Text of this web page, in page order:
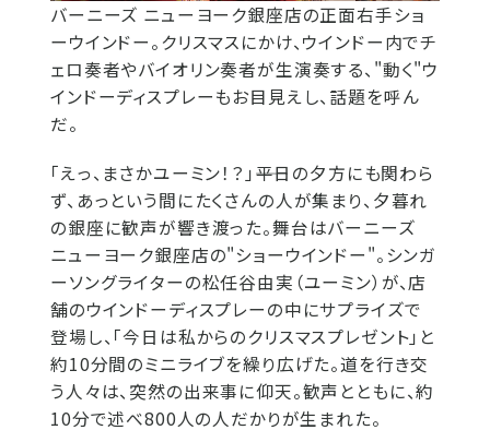
バーニーズ ニューヨーク銀座店の正面右手ショ
ーウインドー。クリスマスにかけ、ウインドー内でチ
ェロ奏者やバイオリン奏者が生演奏する、"動く"ウ
インドーディスプレーもお目見えし、話題を呼ん
だ。
「えっ、まさかユーミン！？」――平日の夕方にも関わら
ず、あっという間にたくさんの人が集まり、夕暮れ
の銀座に歓声が響き渡った。舞台はバーニーズ
ニューヨーク銀座店の"ショーウインドー"。シンガ
ーソングライターの松任谷由実（ユーミン）が、店
舗のウインドーディスプレーの中にサプライズで
登場し、「今日は私からのクリスマスプレゼント」と
約10分間のミニライブを繰り広げた。道を行き交
う人々は、突然の出来事に仰天。歓声とともに、約
10分で述べ800人の人だかりが生まれた。